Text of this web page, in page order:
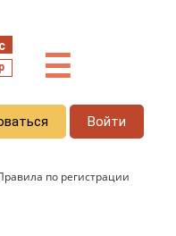
☰
Войти
по регистрации